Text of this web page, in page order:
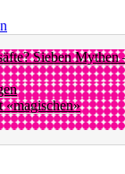
Sieben Mythen
«magischen»